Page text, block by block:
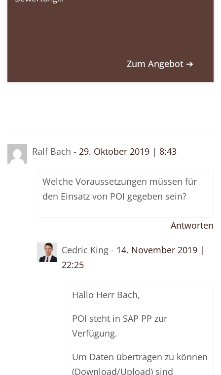
Zum Angebot ➔
Ralf Bach - 29. Oktober 2019 | 8:43
Welche Voraussetzungen müssen für
den Einsatz von POI gegeben sein?
Antworten
Cedric King - 14. November 2019 |
22:25
Hallo Herr Bach,
POI steht in SAP PP zur
Verfügung.
Um Daten übertragen zu können
(Download/Upload) sind